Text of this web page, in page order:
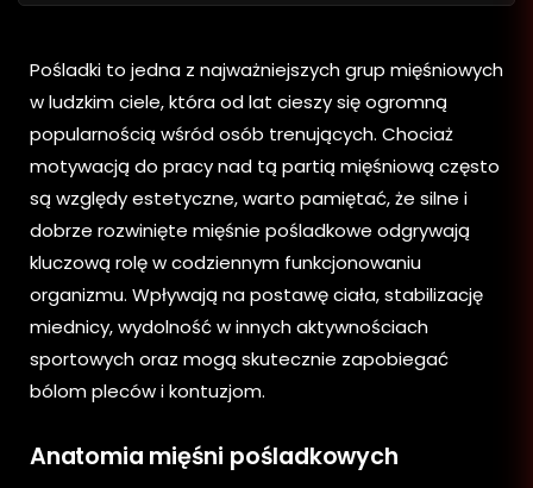
Pośladki to jedna z najważniejszych grup mięśniowych
w ludzkim ciele, która od lat cieszy się ogromną
popularnością wśród osób trenujących. Chociaż
motywacją do pracy nad tą partią mięśniową często
są względy estetyczne, warto pamiętać, że silne i
dobrze rozwinięte mięśnie pośladkowe odgrywają
kluczową rolę w codziennym funkcjonowaniu
organizmu. Wpływają na postawę ciała, stabilizację
miednicy, wydolność w innych aktywnościach
sportowych oraz mogą skutecznie zapobiegać
bólom pleców i kontuzjom.
Anatomia mięśni pośladkowych